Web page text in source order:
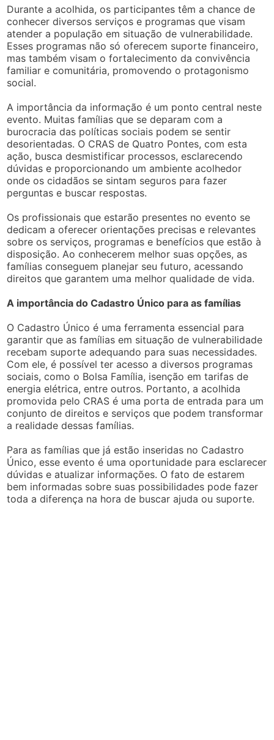
Durante a acolhida, os participantes têm a chance de
conhecer diversos serviços e programas que visam
atender a população em situação de vulnerabilidade.
Esses programas não só oferecem suporte financeiro,
mas também visam o fortalecimento da convivência
familiar e comunitária, promovendo o protagonismo
social.
A importância da informação é um ponto central neste
evento. Muitas famílias que se deparam com a
burocracia das políticas sociais podem se sentir
desorientadas. O CRAS de Quatro Pontes, com esta
ação, busca desmistificar processos, esclarecendo
dúvidas e proporcionando um ambiente acolhedor
onde os cidadãos se sintam seguros para fazer
perguntas e buscar respostas.
Os profissionais que estarão presentes no evento se
dedicam a oferecer orientações precisas e relevantes
sobre os serviços, programas e benefícios que estão à
disposição. Ao conhecerem melhor suas opções, as
famílias conseguem planejar seu futuro, acessando
direitos que garantem uma melhor qualidade de vida.
A importância do Cadastro Único para as famílias
O Cadastro Único é uma ferramenta essencial para
garantir que as famílias em situação de vulnerabilidade
recebam suporte adequando para suas necessidades.
Com ele, é possível ter acesso a diversos programas
sociais, como o Bolsa Família, isenção em tarifas de
energia elétrica, entre outros. Portanto, a acolhida
promovida pelo CRAS é uma porta de entrada para um
conjunto de direitos e serviços que podem transformar
a realidade dessas famílias.
Para as famílias que já estão inseridas no Cadastro
Único, esse evento é uma oportunidade para esclarecer
dúvidas e atualizar informações. O fato de estarem
bem informadas sobre suas possibilidades pode fazer
toda a diferença na hora de buscar ajuda ou suporte.